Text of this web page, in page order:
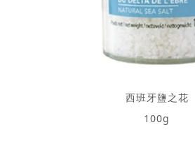
西班牙鹽之花
100g